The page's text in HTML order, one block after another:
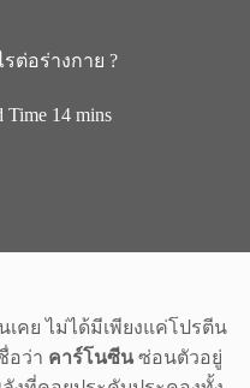
ต่อร่างกาย ?
Time 14 mins
คย ไม่ได้มีเพียงแค่โปรตีน
อว่า คาร์โนซีนซ่อนตัวอยู่